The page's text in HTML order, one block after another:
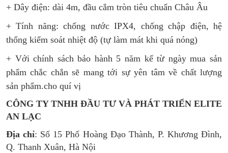
+ Dây điện: dài 4m, đầu cắm tròn tiêu chuẩn Châu Âu
+ Tính năng: chống nước IPX4, chống chập điện, hệ
thống kiểm soát nhiệt độ (tự làm mát khi quá nóng)
+ Với chính sách bảo hành 5 năm kể từ ngày mua sản
phẩm chắc chắn sẽ mang tới sự yên tâm về chất lượng
sản phẩm.cho quí vị
CÔNG TY TNHH ĐẦU TƯ VÀ PHÁT TRIỂN ELITE
AN LẠC
Địa chỉ: Số 15 Phố Hoàng Đạo Thành, P. Khương Đình,
Q. Thanh Xuân, Hà Nội